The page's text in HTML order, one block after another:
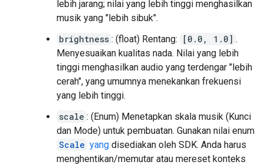
lebih jarang; nilai yang lebih tinggi menghasilkan
musik yang "lebih sibuk".
brightness : (float) Rentang: [0.0, 1.0] .
Menyesuaikan kualitas nada. Nilai yang lebih
tinggi menghasilkan audio yang terdengar "lebih
cerah", yang umumnya menekankan frekuensi
yang lebih tinggi.
scale : (Enum) Menetapkan skala musik (Kunci
dan Mode) untuk pembuatan. Gunakan nilai enum
Scale yang disediakan oleh SDK. Anda harus
menghentikan/memutar atau mereset konteks